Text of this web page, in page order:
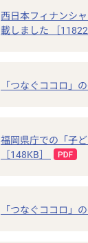
西日本フィナンシ
載しました ［
「つなぐココロ」
福岡県庁での「子
［148KB］
「つなぐココロ」